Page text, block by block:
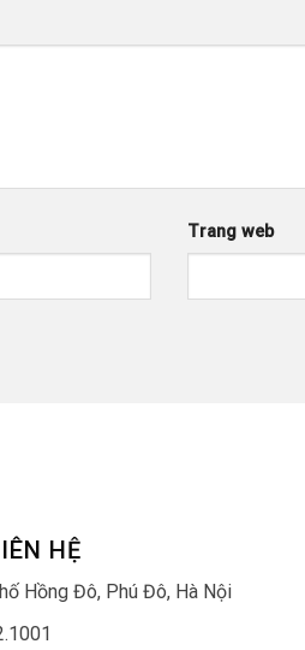
Trang web
HỆ
Hồng Đô, Phú Đô, Hà Nội